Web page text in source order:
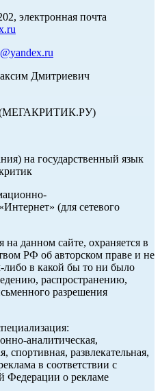
электронная почта
Дмитриевич
на государственный язык
(для сетевого
данном сайте, охраняется в
РФ об авторском праве и не
в какой бы то ни было
распространению,
разрешения
аналитическая,
спортивная, развлекательная,
в соответствии с
Федерации о рекламе